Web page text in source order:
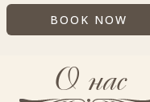
О нас